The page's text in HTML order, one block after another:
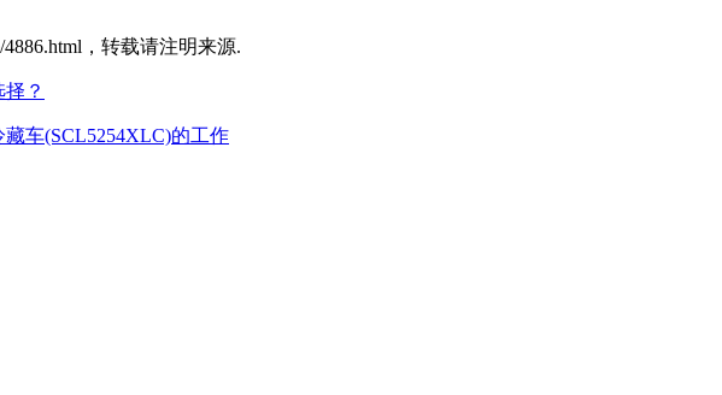
，转载请注明来源.
？
车(SCL5254XLC)的工作